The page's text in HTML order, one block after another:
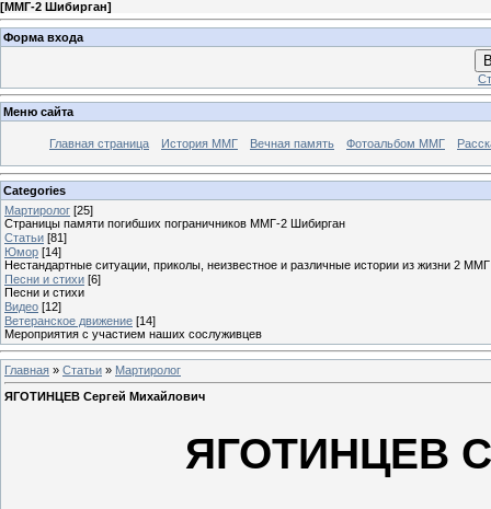
[ММГ-2 Шибирган]
Форма входа
Меню сайта
Главная страница История ММГ Вечная память Фотоальбом ММГ
Categories
Мартиролог [25]
Страницы памяти погибших пограничников ММГ-2 Шибирган
Статьи [81]
Юмор [14]
Нестандартные ситуации, приколы, неизвестное и различные истории из жизни 2 ММГ
Песни и стихи [6]
Песни и стихи
Видео [12]
Ветеранское движение [14]
Мероприятия с участием наших сослуживцев
Главная » Статьи » Мартиролог
ЯГОТИНЦЕВ Сергей Михайлович
ЯГОТИНЦЕВ